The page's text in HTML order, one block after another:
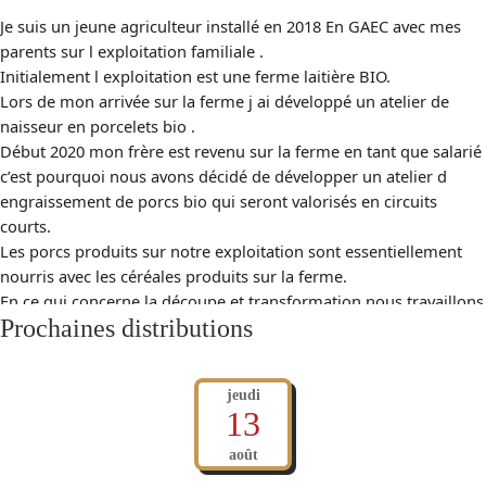
Je suis un jeune agriculteur installé en 2018 En GAEC avec mes
parents sur l exploitation familiale .
Initialement l exploitation est une ferme laitière BIO.
Lors de mon arrivée sur la ferme j ai développé un atelier de
naisseur en porcelets bio .
Début 2020 mon frère est revenu sur la ferme en tant que salarié
c’est pourquoi nous avons décidé de développer un atelier d
engraissement de porcs bio qui seront valorisés en circuits
courts.
Les porcs produits sur notre exploitation sont essentiellement
nourris avec les céréales produits sur la ferme.
En ce qui concerne la découpe et transformation nous travaillons
directement avec un jeune boucher qui vient de s installer en tant
Prochaines distributions
jeudi
13
août